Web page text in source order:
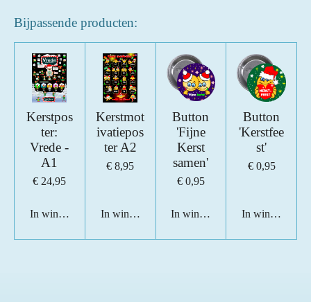
n
g
e
r
e
r
r
e
n
e
r
r
e
n
e
r
n
e
r
r
e
n
e
n
Bijpassende producten:
Kerstpos
ter:
Vrede -
A1
€ 24,95
In winkelwagen
Kerstmot
ivatiepos
ter A2
€ 8,95
In winkelwagen
Button
'Fijne
Kerst
samen'
€ 0,95
In winkelwagen
Button
'Kerstfee
st'
€ 0,95
In